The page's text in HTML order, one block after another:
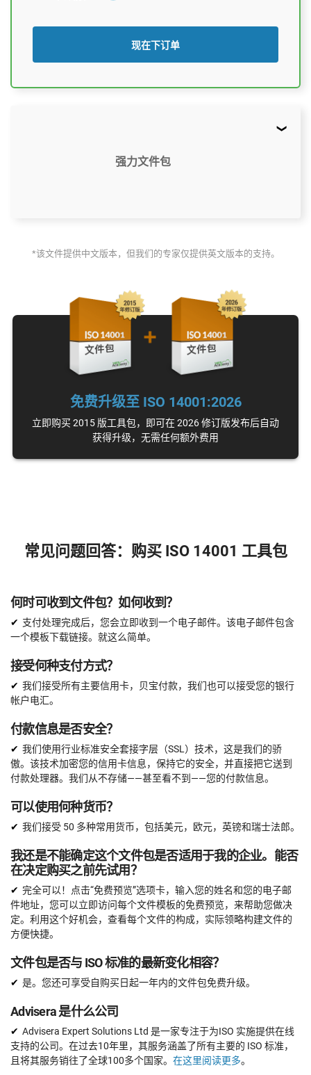
现在下订单
强力文件包
访问视频教程 (英语）
ISO 14001差距分析工具
电子邮件支持 (英语）
无限
ISO 14001 专家一对一支持 (英语）
专家审核（已完成文件）
现在下订单
*该文件提供中文版本，但我们的专家仅提供英文版本的支持。
免费升级至 ISO 14001:2026
立即购买 2015 版工具包，即可在 2026 修订版发布后自动
获得升级，无需任何额外费用
常见问题回答：购买 ISO 14001 工具包
何时可收到文件包？如何收到？
支付处理完成后，您会立即收到一个电子邮件。该电子邮件包含
一个模板下载链接。就这么简单。
接受何种支付方式？
我们接受所有主要信用卡，贝宝付款，我们也可以接受您的银行
帐户电汇。
付款信息是否安全？
我们使用行业标准安全套接字层（SSL）技术，这是我们的骄
傲。该技术加密您的信用卡信息，保持它的安全，并直接把它送到
付款处理器。我们从不存储——甚至看不到——您的付款信息。
可以使用何种货币？
我们接受 50 多种常用货币，包括美元，欧元，英镑和瑞士法郎。
我还是不能确定这个文件包是否适用于我的企业。能否
在决定购买之前先试用？
完全可以！点击“免费预览”选项卡，输入您的姓名和您的电子邮
件地址，您可以立即访问每个文件模板的免费预览，来帮助您做决
定。利用这个好机会，查看每个文件的构成，实际领略构建文件的
方便快捷。
文件包是否与 ISO 标准的最新变化相容？
是。您还可享受自购买日起一年内的文件包免费升级。
Advisera 是什么公司
Advisera Expert Solutions Ltd 是一家专注于为ISO 实施提供在线
支持的公司。在过去10年里，其服务涵盖了所有主要的 ISO 标准，
且将其服务销往了全球100多个国家。 在这里阅读更多。